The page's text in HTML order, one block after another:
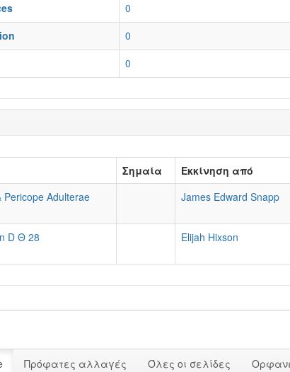
0
0
0
Σημαία Εκκίνηση από
Pericope Adulterae
James Edward Snapp
D Θ 28 Elijah Hixson
Πρόφατες αλλαγές Όλες οι σελίδες